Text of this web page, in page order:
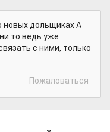
новых дольщиках А
то ведь уже
с ними, только
Пожаловаться